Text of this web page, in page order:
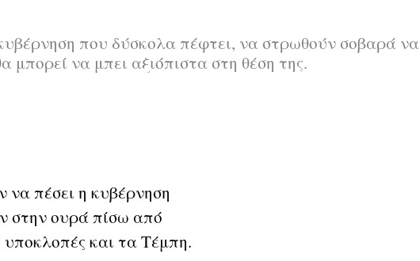
που δύσκολα πέφτει, να στρωθούν σοβαρά να
μπορεί να μπει αξιόπιστα στη θέση της.
πέσει η κυβέρνηση
στην ουρά πίσω από
υποκλοπές και τα Τέμπη.